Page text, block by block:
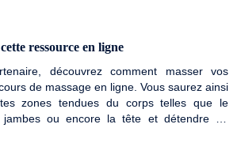
ressource en ligne
découvrez comment masser vos
de massage en ligne. Vous saurez ainsi
zones tendues du corps telles que le
ou encore la tête et détendre en